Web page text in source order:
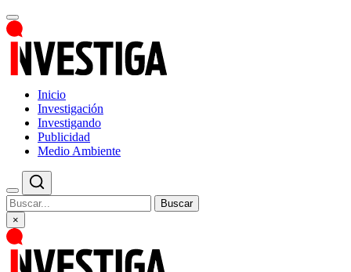
Inicio
Investigación
Investigando
Publicidad
Medio Ambiente
Buscar
×